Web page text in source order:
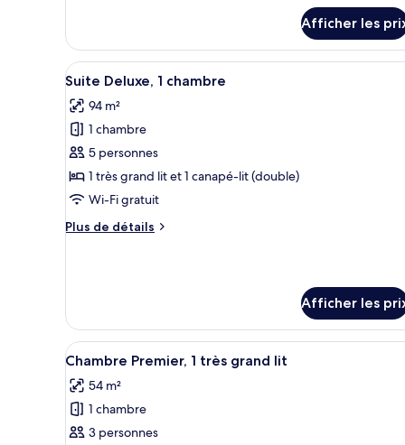
Suite
(Ambassador)
Afficher les
Afficher
toutes
les
photos
pour
ce
type
chambre :
chambre
Une chambre d’hôtel
9
Suite Deluxe, 1 chambre
94 m²
1 chambre
5 personnes
1 très grand lit et 1 canapé-lit (double)
Wi-Fi gratuit
Plus de détails
Plus
1
chambre
Afficher les
Afficher
toutes
les
photos
pour
Une chambre d’hôtel avec
7
Chambre Premier, 1 très grand lit
54 m²
1 chambre
3 personnes